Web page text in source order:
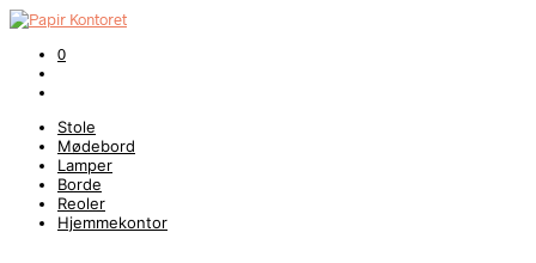
0
Stole
Mødebord
Lamper
Borde
Reoler
Hjemmekontor